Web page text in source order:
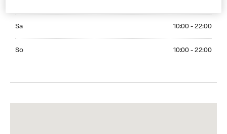
Sa 10:00 - 22:00
So 10:00 - 22:00